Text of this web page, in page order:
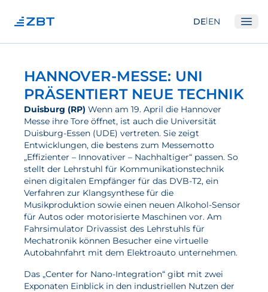
DE|EN
Über Uns
Abteilungen
Ausstattung
Gute Wissenschaftliche Praxis
Open Science und IP
Gremien
Unser Netzwerk
Forschung
Wasserstoff
HANNOVER-MESSE: UNI
PRÄSENTIERT NEUE TECHNIK
Duisburg (RP) Wenn am 19. April die Hannover
Messe ihre Tore öffnet, ist auch die Universität
Duisburg-Essen (UDE) vertreten. Sie zeigt
Entwicklungen, die bestens zum Messemotto
„Effizienter – Innovativer – Nachhaltiger“ passen. So
stellt der Lehrstuhl für Kommunikationstechnik
einen digitalen Empfänger für das DVB-T2, ein
Verfahren zur Klangsynthese für die
Musikproduktion sowie einen neuen Alkohol-Sensor
für Autos oder motorisierte Maschinen vor. Am
Fahrsimulator Drivassist des Lehrstuhls für
Mechatronik können Besucher eine virtuelle
Autobahnfahrt mit dem Elektroauto unternehmen.
Das „Center for Nano-Integration“ gibt mit zwei
Exponaten Einblick in den industriellen Nutzen der